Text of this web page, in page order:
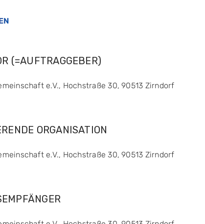
(=AUFTRAGGEBER)
e.V., Hochstraße 30, 90513 Zirndorf
ORGANISATION
e.V., Hochstraße 30, 90513 Zirndorf